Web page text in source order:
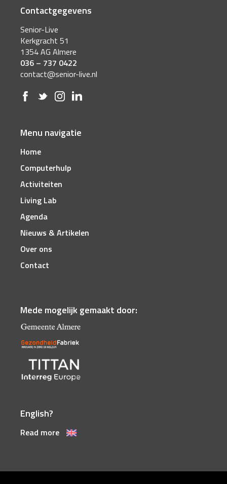
Contactgegevens
Senior-Live
Kerkgracht 51
1354 AG Almere
036 – 737 0422
contact@senior-live.nl
Menu navigatie
Home
Computerhulp
Activiteiten
Living Lab
Agenda
Nieuws & Artikelen
Over ons
Contact
Mede mogelijk gemaakt door:
English?
Read more